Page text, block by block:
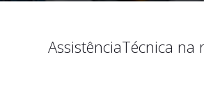
AssistênciaTécnica na